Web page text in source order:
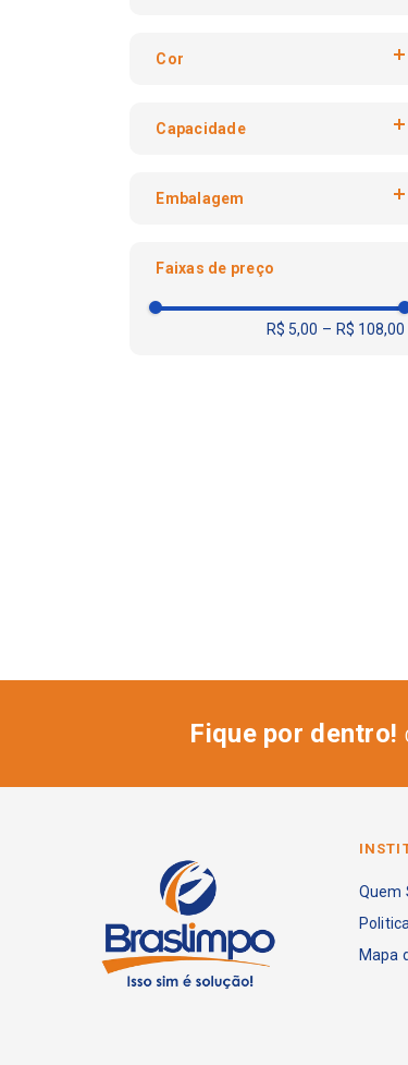
Capacidade
para Roupas
Reforçado
Cor
Embalagem
Faixas de preço
R$ 5,00 – R$ 108,00
Fique por dentro!
Quem
Mapa